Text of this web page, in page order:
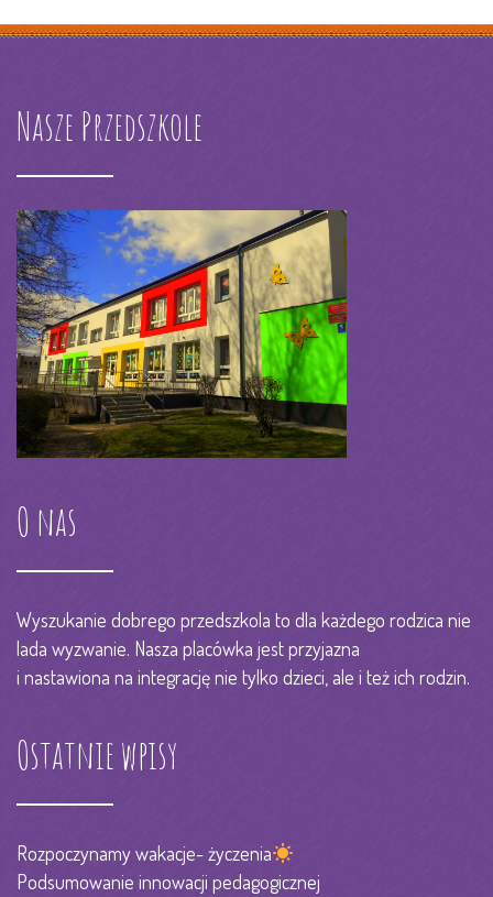
Nasze Przedszkole
O nas
Wyszukanie dobrego przedszkola to dla każdego rodzica nie
lada wyzwanie. Nasza placówka jest przyjazna
i nastawiona na integrację nie tylko dzieci, ale i też ich rodzin.
Ostatnie wpisy
Rozpoczynamy wakacje- życzenia
Podsumowanie innowacji pedagogicznej